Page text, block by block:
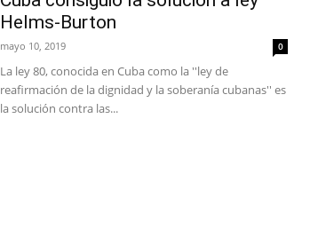
Helms-Burton
mayo 10, 2019 0
La ley 80, conocida en Cuba como la ''ley de
reafirmación de la dignidad y la soberanía cubanas'' es
la solución contra las...